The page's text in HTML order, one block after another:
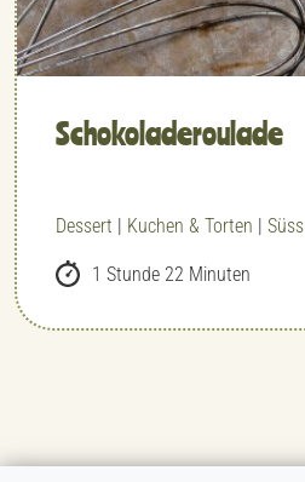
Schokolade­roulade
Dessert | Kuchen & Torten | Süss
1 Stunde 22 Minuten